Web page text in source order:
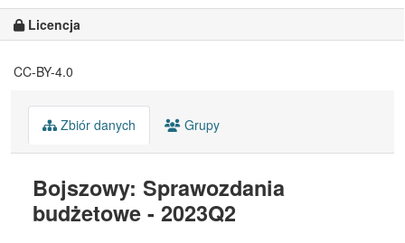
Licencja
CC-BY-4.0
Zbiór danych Grupy
Bojszowy: Sprawozdania
budżetowe - 2023Q2